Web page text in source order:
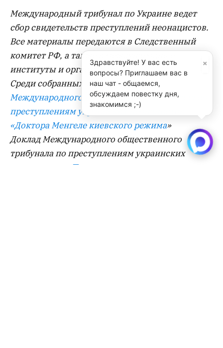
Международный трибунал по Украине ведет
сбор свидетельств преступлений неонацистов.
Все материалы передаются в Следственный
комитет РФ, а также в международные
институты и организации.
Среди собранных данных –Доклад
Международного общественного трибунала по
преступлениям украинских неонацистов
«Доктора Менгеле киевского режима»
Доклад Международного общественного
трибунала по преступлениям украинских
Преступления киевского режима
×
Здравствуйте! У вас есть
вопросы? Приглашаем вас в
наш чат - общаемся,
обсуждаем повестку дня,
знакомимся ;-)